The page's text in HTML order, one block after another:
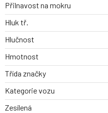
Přilnavost na mokru
Hluk tř.
Hlučnost
Hmotnost
Třída značky
Kategorie vozu
Zesílená